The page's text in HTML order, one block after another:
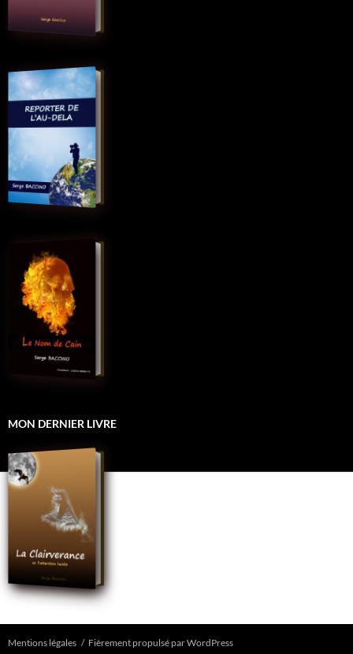
MON DERNIER LIVRE
Mentions légales Fièrement propulsé par WordPress